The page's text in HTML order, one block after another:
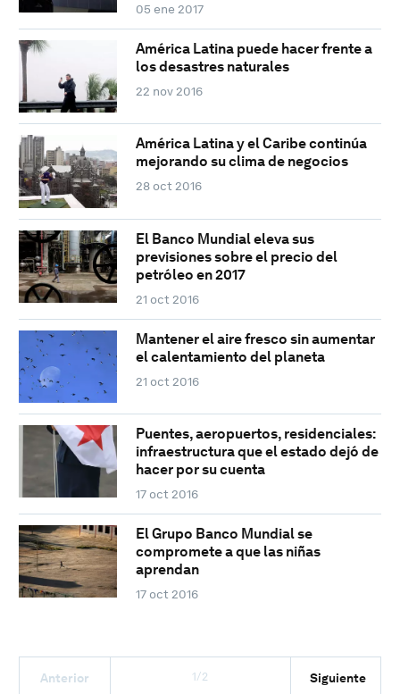
05 ene 2017
América Latina puede hacer frente a
los desastres naturales
22 nov 2016
América Latina y el Caribe continúa
mejorando su clima de negocios
28 oct 2016
El Banco Mundial eleva sus
previsiones sobre el precio del
petróleo en 2017
21 oct 2016
Mantener el aire fresco sin aumentar
el calentamiento del planeta
21 oct 2016
Puentes, aeropuertos, residenciales:
infraestructura que el estado dejó de
hacer por su cuenta
17 oct 2016
El Grupo Banco Mundial se
compromete a que las niñas
aprendan
17 oct 2016
Anterior 1/2 Siguiente